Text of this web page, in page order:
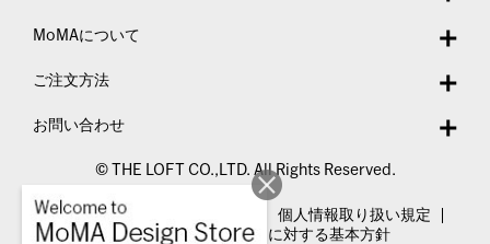
MoMAについて
ご注文方法
お問い合わせ
© THE LOFT CO.,LTD. All Rights Reserved.
特定商取引法表示
個人情報取り扱い規定
カスタマーハラスメントに対する基本方針